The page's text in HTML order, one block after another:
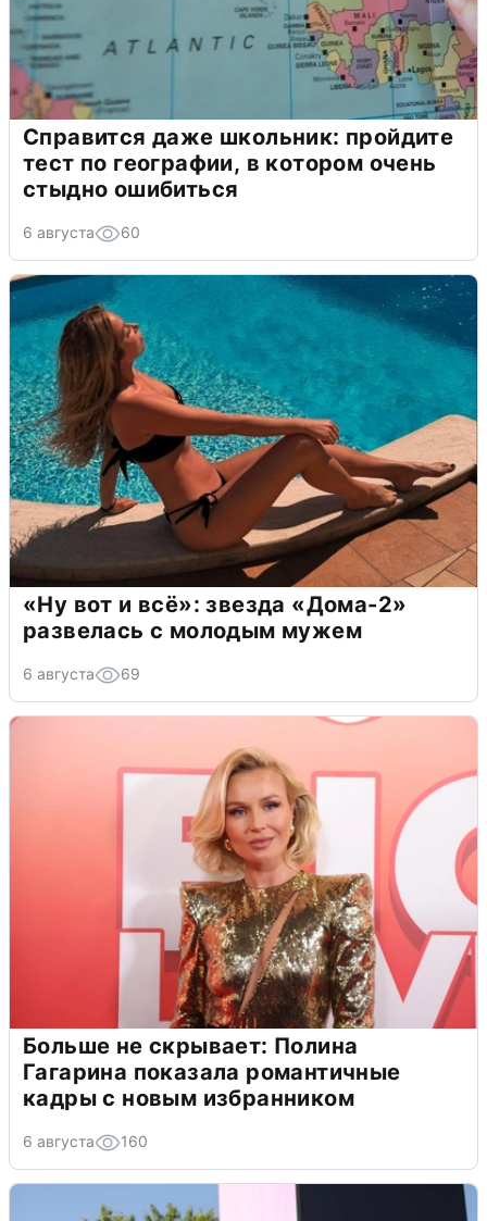
Справится даже школьник: пройдите
тест по географии, в котором очень
стыдно ошибиться
6 августа 60
«Ну вот и всё»: звезда «Дома-2»
развелась с молодым мужем
6 августа 69
Больше не скрывает: Полина
Гагарина показала романтичные
кадры с новым избранником
6 августа 160